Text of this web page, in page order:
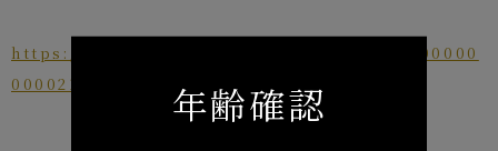
https://www.kagurashuzo.com/view/item/00000
0000212
年齢確認